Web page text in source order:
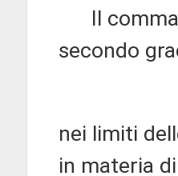
Il comma
secondo
nei limiti
in materia